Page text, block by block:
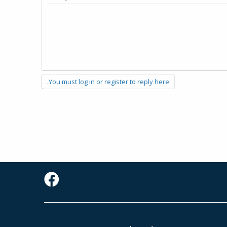
You must log in or register to reply here.